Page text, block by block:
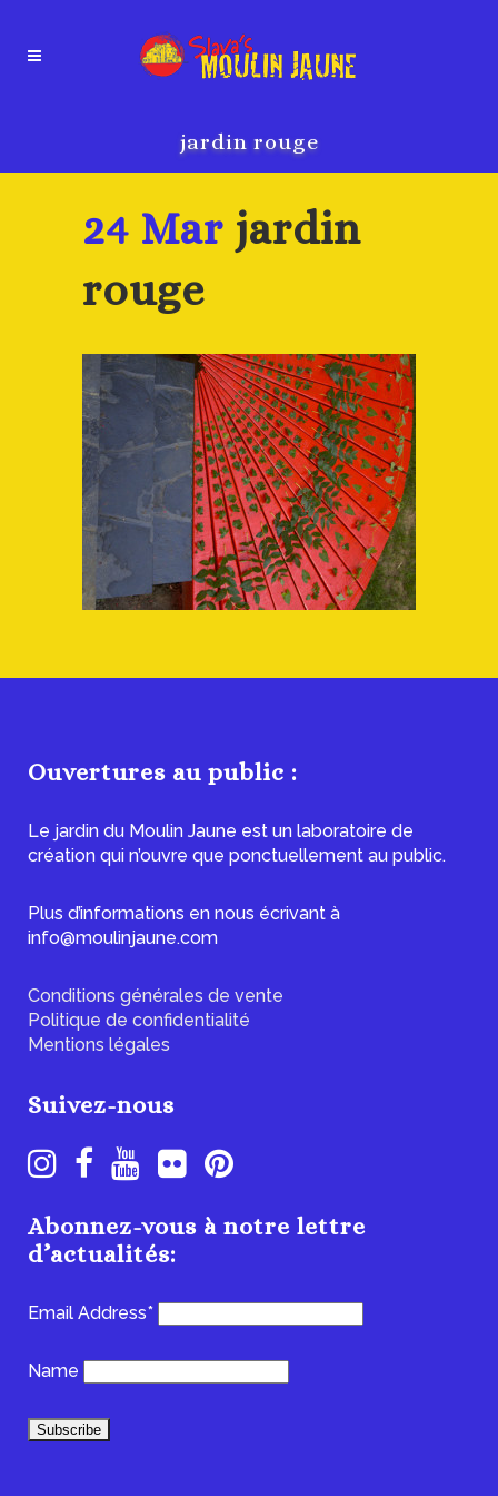
jardin rouge
24 Mar jardin
rouge
Ouvertures au public :
Le jardin du Moulin Jaune est un laboratoire de
création qui n’ouvre que ponctuellement au public.
Plus d’informations en nous écrivant à
info@moulinjaune.com
Conditions générales de vente
Politique de confidentialité
Mentions légales
Suivez-nous
Abonnez-vous à notre lettre
d’actualités:
Email Address*
Name